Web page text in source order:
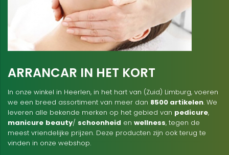
ARRANCAR IN HET KORT
In onze winkel in Heerlen, in het hart van (Zuid) Limburg, voeren
we een breed assortiment van meer dan 8500 artikelen. We
leveren alle bekende merken op het gebied van pedicure,
manicure beauty/ schoonheid en wellness, tegen de
meest vriendelijke prijzen. Deze producten zijn ook terug te
vinden in onze webshop.